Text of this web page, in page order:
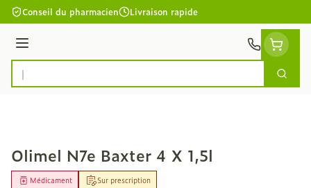
Aller au contenu
Conseil du pharmacien Livraison rapide
Menu
Rechercher
Olimel N7e Baxter 4 X 1,5l
Sur prescription
Médicament